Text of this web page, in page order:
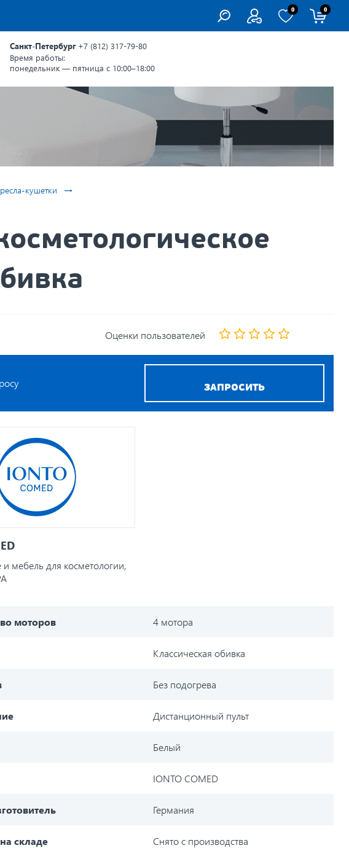
0 0
Санкт-Петербург +7 (812) 317-79-80
Время работы:
понедельник — пятница с 10:00–18:00
кушетки →
Оценки пользователей
ЗАПРОСИТЬ
мебель для косметологии,
моторов 4 мотора
Классическая обивка
Без подогрева
Дистанционный пульт
Белый
IONTO COMED
Германия
складе Снято с производства